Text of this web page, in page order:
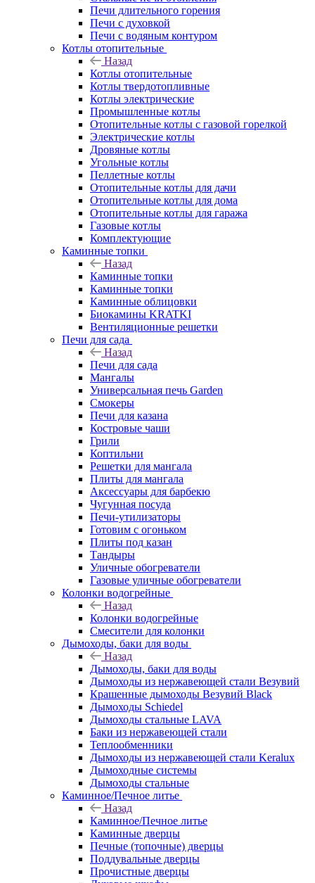
Печи длительного горения
Печи с духовкой
Печи с водяным контуром
Котлы отопительные
Назад
Котлы отопительные
Котлы твердотопливные
Котлы электрические
Промышленные котлы
Отопительные котлы с газовой горелкой
Электрические котлы
Дровяные котлы
Угольные котлы
Пеллетные котлы
Отопительные котлы для дачи
Отопительные котлы для дома
Отопительные котлы для гаража
Газовые котлы
Комплектующие
Каминные топки
Назад
Каминные топки
Каминные топки
Каминные облицовки
Биокамины KRATKI
Вентиляционные решетки
Печи для сада
Назад
Печи для сада
Мангалы
Универсальная печь Garden
Смокеры
Печи для казана
Костровые чаши
Грили
Коптильни
Решетки для мангала
Плиты для мангала
Аксессуары для барбекю
Чугунная посуда
Печи-утилизаторы
Готовим с огоньком
Плиты под казан
Тандыры
Уличные обогреватели
Газовые уличные обогреватели
Колонки водогрейные
Назад
Колонки водогрейные
Смесители для колонки
Дымоходы, баки для воды
Назад
Дымоходы, баки для воды
Дымоходы из нержавеющей стали Везувий
Крашенные дымоходы Везувий Black
Дымоходы Schiedel
Дымоходы стальные LAVA
Баки из нержавеющей стали
Теплообменники
Дымоходы из нержавеющей стали Keralux
Дымоходные системы
Дымоходы стальные
Каминное/Печное литье
Назад
Каминное/Печное литье
Каминные дверцы
Печные (топочные) дверцы
Поддувальные дверцы
Прочистные дверцы